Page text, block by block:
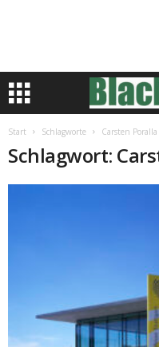
Start Schlagworte Carsten Poralla
Schlagwort: